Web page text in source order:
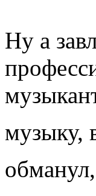
Ну а
музыку,